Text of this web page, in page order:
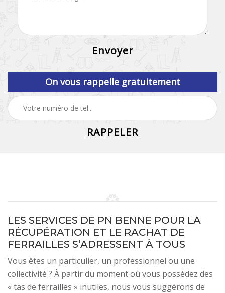
On vous rappelle gratuitement
LES SERVICES DE PN BENNE POUR LA
RÉCUPÉRATION ET LE RACHAT DE
FERRAILLES S’ADRESSENT À TOUS
Vous êtes un particulier, un professionnel ou une
collectivité ? À partir du moment où vous possédez des
« tas de ferrailles » inutiles, nous vous suggérons de